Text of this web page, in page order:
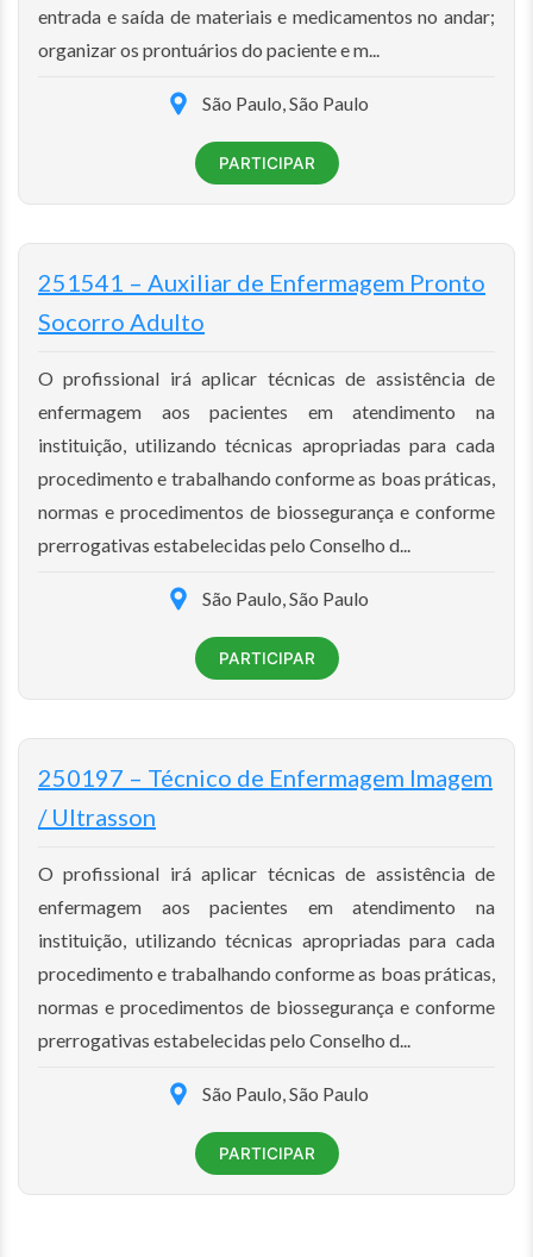
entrada e saída de materiais e medicamentos no andar;
organizar os prontuários do paciente e m...
São Paulo, São Paulo
PARTICIPAR
251541 – Auxiliar de Enfermagem Pronto
Socorro Adulto
O profissional irá aplicar técnicas de assistência de
enfermagem aos pacientes em atendimento na
instituição, utilizando técnicas apropriadas para cada
procedimento e trabalhando conforme as boas práticas,
normas e procedimentos de biossegurança e conforme
prerrogativas estabelecidas pelo Conselho d...
São Paulo, São Paulo
PARTICIPAR
250197 – Técnico de Enfermagem Imagem
/ Ultrasson
O profissional irá aplicar técnicas de assistência de
enfermagem aos pacientes em atendimento na
instituição, utilizando técnicas apropriadas para cada
procedimento e trabalhando conforme as boas práticas,
normas e procedimentos de biossegurança e conforme
prerrogativas estabelecidas pelo Conselho d...
São Paulo, São Paulo
PARTICIPAR